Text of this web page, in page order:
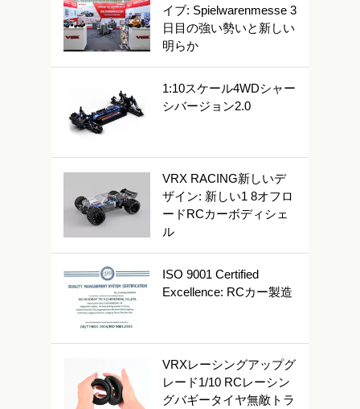
イブ: Spielwarenmesse 3
日目の強い勢いと新しい
明らか
1:10スケール4WDシャー
シバージョン2.0
VRX RACING新しいデ
ザイン: 新しい1 8オフロ
ードRCカーボディシェ
ル
ISO 9001 Certified
Excellence: RCカー製造
VRXレーシングアップグ
レード1/10 RCレーシン
グバギータイヤ無敵トラ